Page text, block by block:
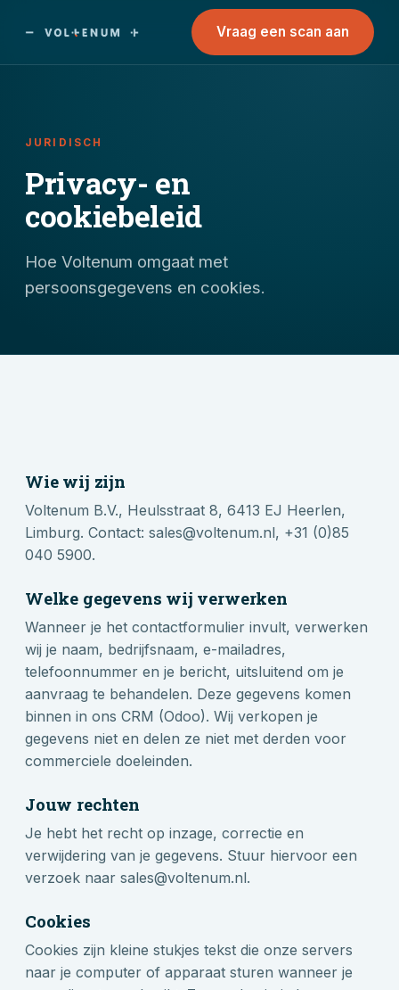
Vraag een scan aan
JURIDISCH
Privacy- en
cookiebeleid
Hoe Voltenum omgaat met
persoonsgegevens en cookies.
Wie wij zijn
Voltenum B.V., Heulsstraat 8, 6413 EJ Heerlen,
Limburg. Contact: sales@voltenum.nl, +31 (0)85
040 5900.
Welke gegevens wij verwerken
Wanneer je het contactformulier invult, verwerken
wij je naam, bedrijfsnaam, e-mailadres,
telefoonnummer en je bericht, uitsluitend om je
aanvraag te behandelen. Deze gegevens komen
binnen in ons CRM (Odoo). Wij verkopen je
gegevens niet en delen ze niet met derden voor
commerciele doeleinden.
Jouw rechten
Je hebt het recht op inzage, correctie en
verwijdering van je gegevens. Stuur hiervoor een
verzoek naar sales@voltenum.nl.
Cookies
Cookies zijn kleine stukjes tekst die onze servers
naar je computer of apparaat sturen wanneer je